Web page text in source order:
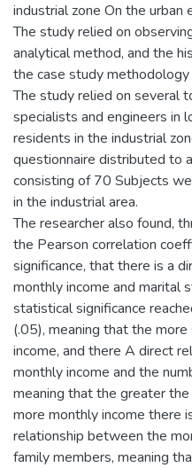
industrial zone On the urban
The study relied on
analytical method, and the
the case study methodology
The study relied on several
specialists and engineers in
residents in the industrial
questionnaire distributed to
consisting of 70 Subjects
in the industrial area.
The researcher also found,
the Pearson correlation
significance, that there is a
monthly income and marital
statistical significance
(.05), meaning that the
income, and there A direct
monthly income and the
meaning that the greater
more monthly income there
relationship between the
family members, meaning